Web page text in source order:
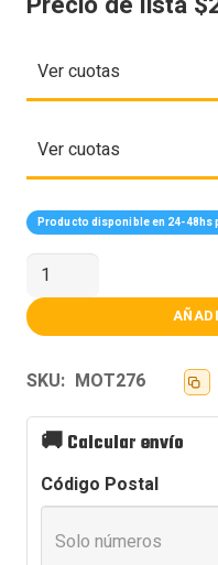
Ver cuotas
Ver cuotas
Producto disponible en 24-48hs
MOTHER
GIGABYTE
(AM5)
B650M
D3HP
cantidad
SKU: MOT276
🚚 Calcular envío
Código Postal